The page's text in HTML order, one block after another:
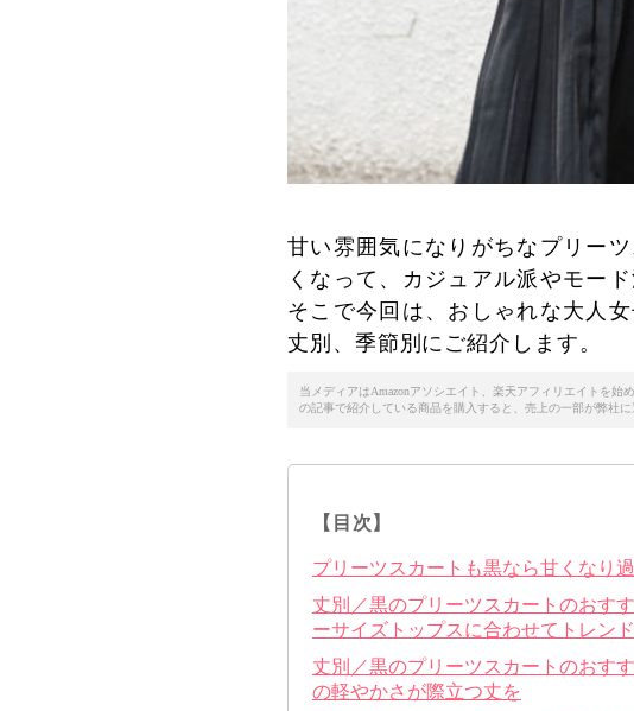
甘い雰囲気になりがちなプリー
くなって、カジュアル派やモー
そこで今回は、おしゃれな大人
丈別、季節別にご紹介します。
当メディアはAmazonアソシエイト、楽天アフィリエイトを
の記事で紹介している商品を購入すると、売上の一部が弊社に
【目次】
プリーツスカートも黒なら甘くなり過
丈別／黒のプリーツスカートのおす
ーサイズトップスに合わせてトレン
丈別／黒のプリーツスカートのおす
の軽やかさが際立つ丈を